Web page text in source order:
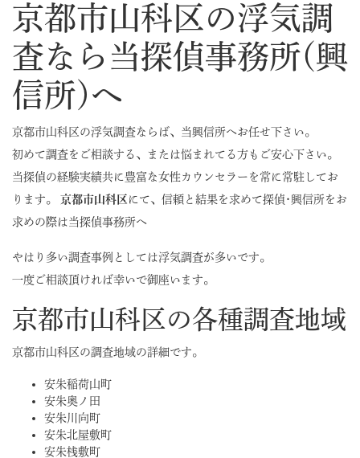
京都市山科区の浮気調
査なら当探偵事務所(興
信所)へ
京都市山科区の浮気調査ならば、当興信所へお任せ下さい。
初めて調査をご相談する、または悩まれてる方もご安心下さい。
当探偵の経験実績共に豊富な女性カウンセラーを常に常駐してお
ります。 京都市山科区 にて、信頼と結果を求めて探偵･興信所をお
求めの際は当探偵事務所へ
やはり多い調査事例としては浮気調査が多いです。
一度ご相談頂ければ幸いで御座います。
京都市山科区の各種調査地域
京都市山科区の調査地域の詳細です。
安朱稲荷山町
安朱奥ノ田
安朱川向町
安朱北屋敷町
安朱桟敷町